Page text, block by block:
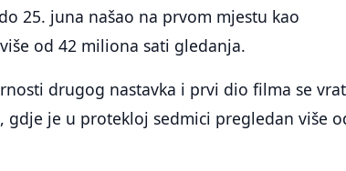
25. juna našao na prvom mjestu kao
od 42 miliona sati gledanja.
drugog nastavka i prvi dio filma se
je u protekloj sedmici pregledan više